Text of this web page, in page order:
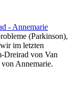
- Annemarie
(Parkinson),
im letzten
Dreirad von Van
Annemarie.